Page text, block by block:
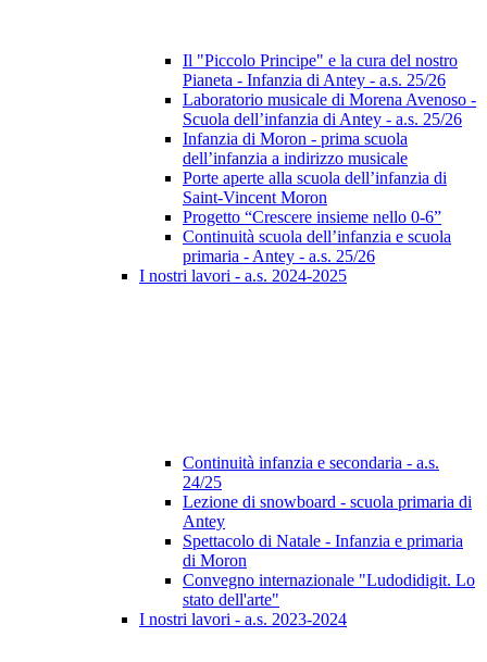
Il "Piccolo Principe" e la cura del nostro
Pianeta - Infanzia di Antey - a.s. 25/26
Laboratorio musicale di Morena Avenoso -
Scuola dell’infanzia di Antey - a.s. 25/26
Infanzia di Moron - prima scuola
dell’infanzia a indirizzo musicale
Porte aperte alla scuola dell’infanzia di
Saint-Vincent Moron
Progetto “Crescere insieme nello 0-6”
Continuità scuola dell’infanzia e scuola
primaria - Antey - a.s. 25/26
I nostri lavori - a.s. 2024-2025
Continuità infanzia e secondaria - a.s.
24/25
Lezione di snowboard - scuola primaria di
Antey
Spettacolo di Natale - Infanzia e primaria
di Moron
Convegno internazionale "Ludodidigit. Lo
stato dell'arte"
I nostri lavori - a.s. 2023-2024